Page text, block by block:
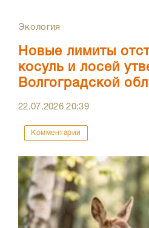
Экология
Новые лимиты
косуль и лосей
Волгоградской
22.07.202620:39
Комментарии